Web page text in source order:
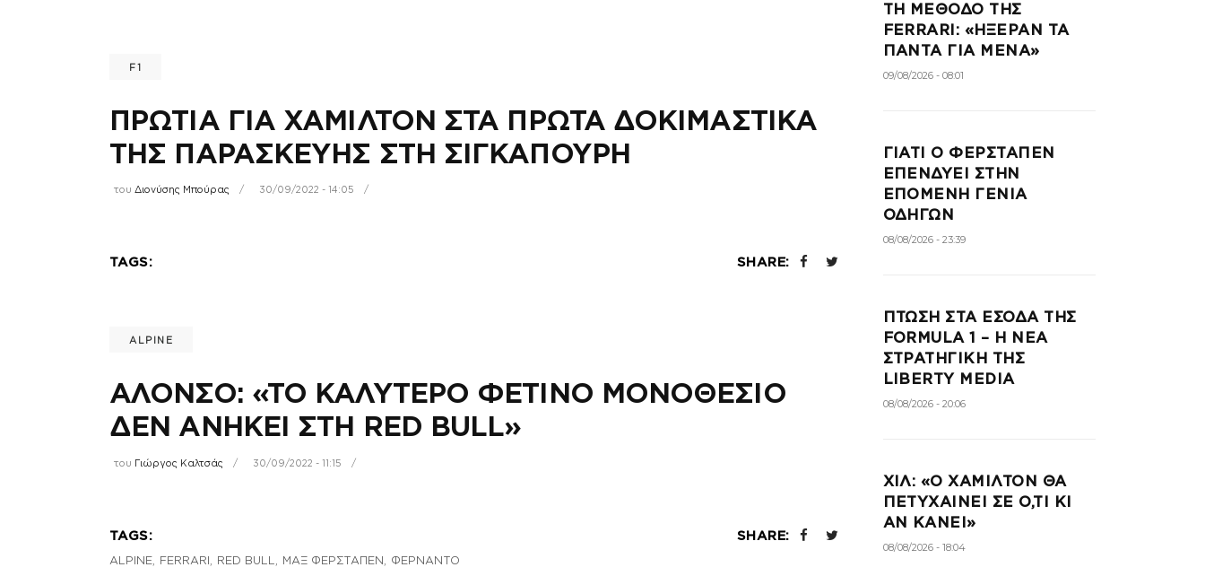
F1
ΠΡΩΤΙΑ ΓΙΑ ΧΑΜΙΛΤΟΝ ΣΤΑ ΠΡΩΤΑ ΔΟΚΙΜΑΣΤΙΚΑ
ΤΗΣ ΠΑΡΑΣΚΕΥΗΣ ΣΤΗ ΣΙΓΚΑΠΟΥΡΗ
του Διονύσης Μπούρας 30/09/2022 - 14:05
TAGS: SHARE:
ALPINE
ΑΛΟΝΣΟ: «ΤΟ ΚΑΛΥΤΕΡΟ ΦΕΤΙΝΟ ΜΟΝΟΘΕΣΙΟ
ΔΕΝ ΑΝΗΚΕΙ ΣΤΗ RED BULL»
του Γιώργος Καλτσάς 30/09/2022 - 11:15
TAGS:
ALPINE FERRARI RED BULL ΜΑΞ ΦΕΡΣΤΑΠΕΝ
ΦΕΡΝΑΝΤΟ
SHARE:
ΤΗ ΜΕΘΟΔΟ ΤΗΣ
FERRARI: «ΗΞΕΡΑΝ ΤΑ
ΠΑΝΤΑ ΓΙΑ ΜΕΝΑ»
09/08/2026 - 08:01
ΓΙΑΤΙ Ο ΦΕΡΣΤΑΠΕΝ
ΕΠΕΝΔΥΕΙ ΣΤΗΝ
ΕΠΟΜΕΝΗ ΓΕΝΙΑ
ΟΔΗΓΩΝ
08/08/2026 - 23:39
ΠΤΩΣΗ ΣΤΑ ΕΣΟΔΑ ΤΗΣ
FORMULA 1 – Η ΝΕΑ
ΣΤΡΑΤΗΓΙΚΗ ΤΗΣ
LIBERTY MEDIA
08/08/2026 - 20:06
ΧΙΛ: «Ο ΧΑΜΙΛΤΟΝ ΘΑ
ΠΕΤΥΧΑΙΝΕΙ ΣΕ Ο,ΤΙ ΚΙ
ΑΝ ΚΑΝΕΙ»
08/08/2026 - 18:04